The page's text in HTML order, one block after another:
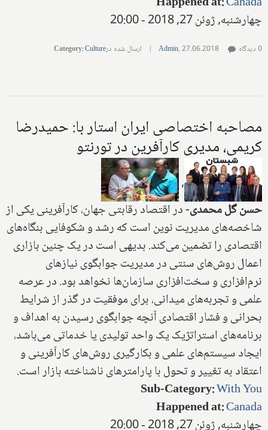
چهارشنبه, ژوئن 27, 2018 - 20:00
Admin,27.06.2018
| ارسال شده در Category:Culture 0 دیدگاه
مصاحبه اختصاصی ایران استار با: حمیدرضا
کریمی، مدیری کارآفرین‌ در تورنتو
,
حسن گل محمدی-در اقتصاد رقابتی جهان، کارآفرینی یکی از
شاخصه‌های مدیریت نوین است که رشد و شکوفایی بنگاه‌های
اقتصادی را تضمین می‌کند. بدیهی است در یک چنین بازاری
اعمال روش‌های سنتی در مدیریت جوابگوی نیازهای
نرم‌افزاری و سخت‌افزاری سازمان‌ها نخواهد بود. در عرصه
علمی و تجربه‌‌های میدانی، برای موفقیت در گذر از شرایط
بحرانی و فشار اقتصادی آنچه جوابگوی رسیدن به اهداف و
برنامه‌های استراتژیک یک واحد تولیدی یا خدماتی می‌باشد،
ایجاد سیستم‌های علمی و بکارگیری روش‌های کارآفرینی و
اعتقاد به تغییر و تحول با پارامترهای ناشناخته بازار است.
Sub-Category:With You
Happened at:Canada
چهارشنبه, ژوئن 27, 2018 - 20:00